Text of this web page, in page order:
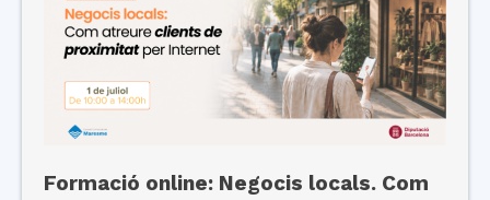
Formació online: Negocis locals. Com